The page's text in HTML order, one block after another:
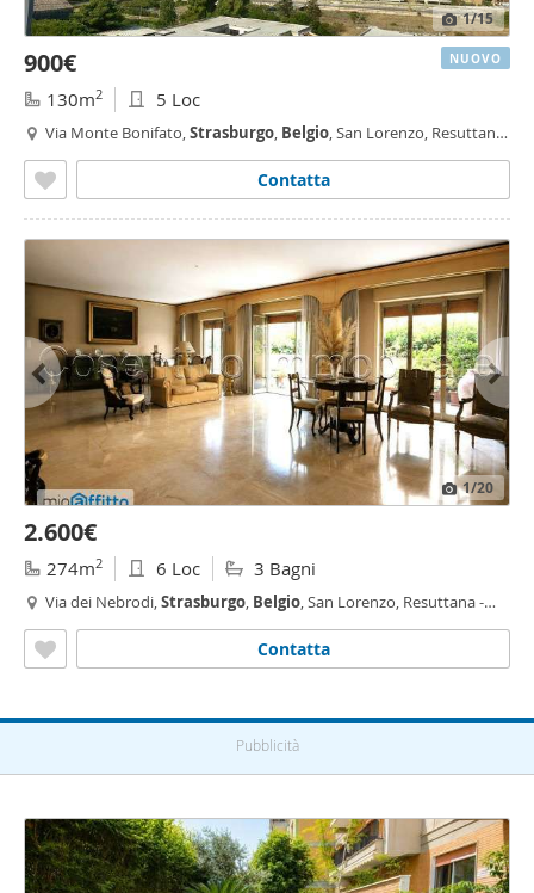
1/15
900€
130m2 5 Loc
Via Monte Bonifato,Strasburgo, Belgio, San Lorenzo, Resuttana
Contatta
NUOVO
1/20
2.600€
274m2 6 Loc 3 Bagni
Via dei Nebrodi,Strasburgo, Belgio, San Lorenzo, Resuttana -
Contatta
Pubblicità